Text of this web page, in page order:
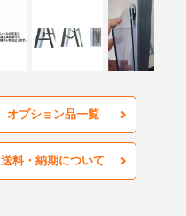
オプション品一覧
送料・納期について